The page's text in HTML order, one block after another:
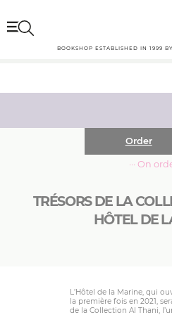
BOOKSHOP ESTABLISHED IN 1999
TRÉSORS DE LA
HÔTEL DE
Order
··· On
L’Hôtel de la Marine, qui
la première fois en 2021,
de la Collection Al Thani,